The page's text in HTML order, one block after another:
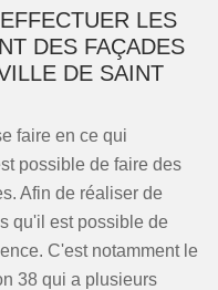
LES
DES FAÇADES
DE SAINT
faire en ce qui
possible de faire des
Afin de réaliser de
qu'il est possible de
C'est notamment le
38 qui a plusieurs